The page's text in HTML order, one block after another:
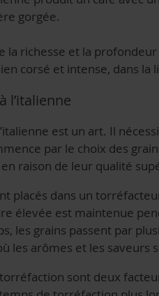
gorgée.
la richesse et la
corsé et intense, dans la
l’italienne
est un art. Il
par le choix des
raison de leur qualité
placés dans un
élevée est maintenue
les grains passent par
les arômes et les saveurs
sont deux